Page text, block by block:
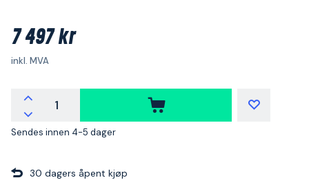
7 497 kr
inkl. MVA
Sendes innen 4-5 dager
30 dagers åpent kjøp